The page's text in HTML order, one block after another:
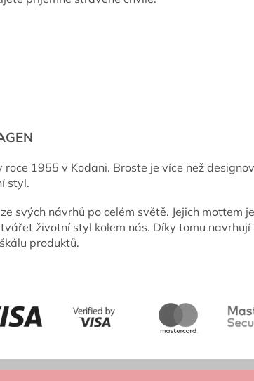
1955 v Kodani. Broste je více než
styl.
svých návrhů po celém světě. Jejich mottem je
životní styl kolem nás. Díky tomu navrhují
produktů.